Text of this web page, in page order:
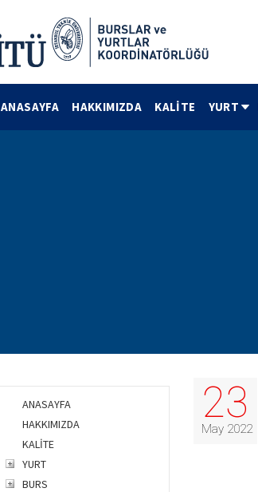
ANASAYFA HAKKIMIZDA KALİTE YURT
ANASAYFA
HAKKIMIZDA
KALİTE
YURT
BURS
23
May 2022